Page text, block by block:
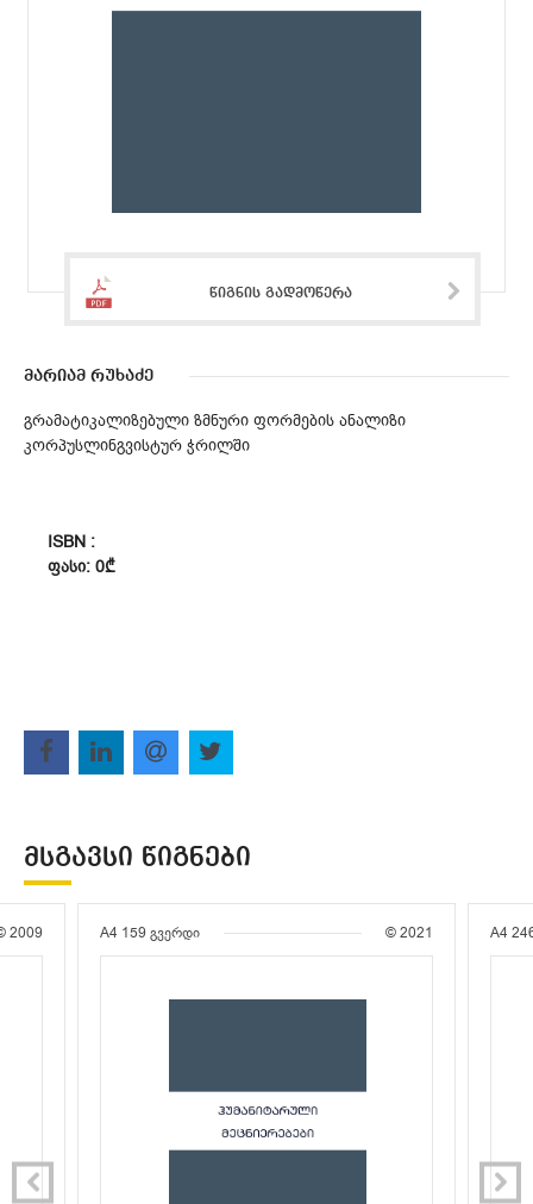
წიგნის გადმოწერა
მარიამ რუხაძე
გრამატიკალიზებული ზმნური ფორმების ანალიზი
კორპუსლინგვისტურ ჭრილში
ISBN :
ᲤᲐᲡᲘ: 0₾
ᲛᲡᲒᲐᲕᲡᲘ ᲬᲘᲒᲜᲔᲑᲘ
2009 A4 159 გვერდი © 2021 A4